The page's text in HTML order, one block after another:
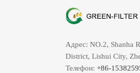
Адрес: NO.2, Shanha
District, Lishui City,
Телефон: +86-